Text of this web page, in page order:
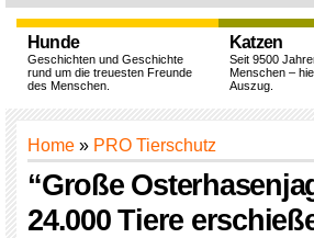
Hunde
Geschichten und Geschichte
rund um die treuesten Freunde
des Menschen.
Katzen
Seit 9500
Menschen –
Auszug.
Home » PRO Tierschutz
“Große
24.000 Tiere